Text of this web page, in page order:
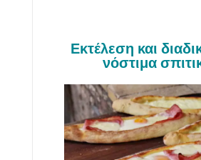
Εκτέλεση και
νόστιμα